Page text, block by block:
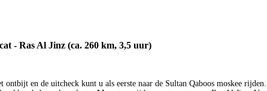
- Ras Al Jinz (ca. 260 km, 3,5 uur)
ontbijt en de uitcheck kunt u als eerste naar de Sultan Qaboos moskee